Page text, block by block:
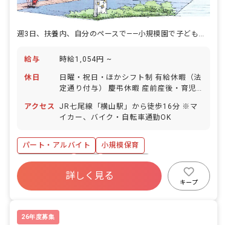
週3日、扶養内、自分のペースで——小規模園で子どもと向き合う。
給与 時給1,054円 ~
休日
日曜・祝日・ほかシフト制 有給休暇（法
定通り付与） 慶弔休暇 産前産後・育児
ります） 特別休暇 年末年始休暇
（12/29～1/3) 【有給休暇は半日単位で
保育システムの導入で業務効率化を図っ
ているため、お休みを取りやすい環境で
アクセス
JR七尾線「横山駅」から徒歩16分 ※マ
イカー、バイク・自転車通勤OK
パート・アルバイト
小規模保育
社会保険完備
有給
残業少なめ
産休育休制度
車通勤可
詳しく見る
キープ
26年度募集